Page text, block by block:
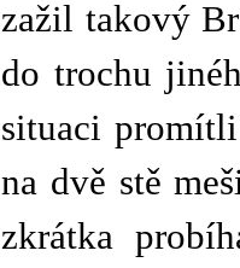
zažil takový
do trochu
situaci
na dvě stě
zkrátka